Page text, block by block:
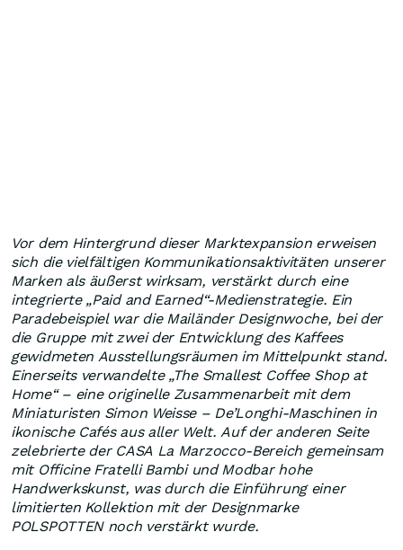
Vor dem Hintergrund dieser Marktexpansion erweisen
sich die vielfältigen Kommunikationsaktivitäten unserer
Marken als äußerst wirksam, verstärkt durch eine
integrierte „Paid and Earned“-Medienstrategie. Ein
Paradebeispiel war die Mailänder Designwoche, bei der
die Gruppe mit zwei der Entwicklung des Kaffees
gewidmeten Ausstellungsräumen im Mittelpunkt stand.
Einerseits verwandelte „The Smallest Coffee Shop at
Home“ – eine originelle Zusammenarbeit mit dem
Miniaturisten Simon Weisse – De’Longhi-Maschinen in
ikonische Cafés aus aller Welt. Auf der anderen Seite
zelebrierte der CASA La Marzocco-Bereich gemeinsam
mit Officine Fratelli Bambi und Modbar hohe
Handwerkskunst, was durch die Einführung einer
limitierten Kollektion mit der Designmarke
POLSPOTTEN noch verstärkt wurde.